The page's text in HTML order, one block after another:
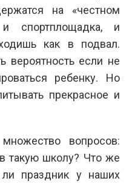
на «честном
спортплощадка, и
как в подвал.
вероятность если не
ребенку. Но
прекрасное и
вопросов:
такую школу? Что же
ли праздник у наших